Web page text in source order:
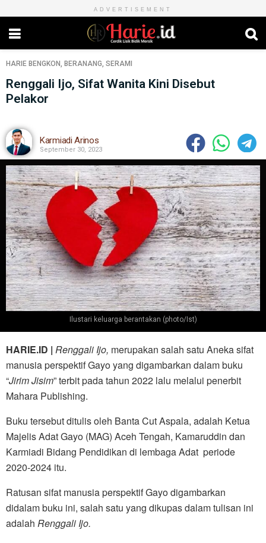
ADVERTISEMENT
HARIE BENGKON, BERANANG, SERAMI
Renggali Ijo, Sifat Wanita Kini Disebut
Pelakor
Karmiadi Arinos
September 30, 2023
Ilustari keluarga berantakan (photo/Ist)
HARIE.ID | Renggali Ijo, merupakan salah satu Aneka sifat
manusia perspektif Gayo yang digambarkan dalam buku
“JirimJisim” terbit pada tahun 2022 lalu melalui penerbit
Mahara Publishing.
Buku tersebut ditulis oleh Banta Cut Aspala, adalah Ketua
Majelis Adat Gayo (MAG) Aceh Tengah, Kamaruddin dan
Karmiadi Bidang Pendidikan di lembaga Adat periode
2020-2024 itu.
Ratusan sifat manusia perspektif Gayo digambarkan
didalam buku ini, salah satu yang dikupas dalam tulisan ini
adalah Renggali Ijo.